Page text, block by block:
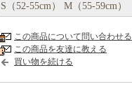
S（52-55cm） M（55-59cm）
この商品について問い合わせる
この商品を友達に教える
買い物を続ける